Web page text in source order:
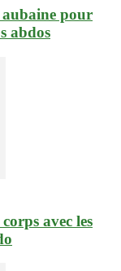
aubaine pour
abdos
avec les